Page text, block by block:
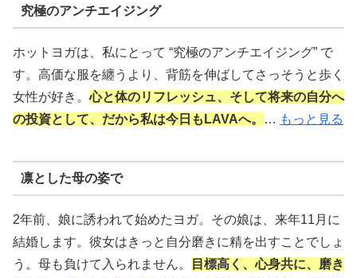
究極のアンチエイジング
ホットヨガは、私にとって “究極のアンチエイジング” で
す。高価な服を纏うより、背筋を伸ばしてさっそうと歩く
女性が好き。心と体のリフレッシュ、そして将来の自分へ
の投資として、だから私は今日もLAVAへ。
… もっと見る
凛とした母の姿で
2年前、娘に誘われて始めたヨガ。その娘は、来年11月に
結婚します。彼女はきっと自分磨きに精を出すことでしょ
う。母も負けて入られません。
目標高く、心身共に、磨き